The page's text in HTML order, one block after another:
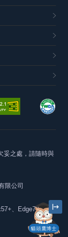
貓頭鷹博士
妥之處，請隨時與
限公司
、Edge79+及